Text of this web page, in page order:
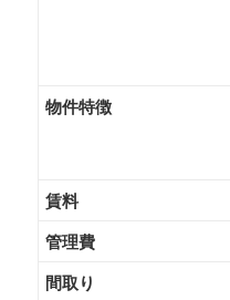
物件特徴
賃料
管理費
間取り